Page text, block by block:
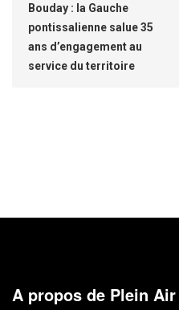
Bouday : la Gauche
pontissalienne salue 35
ans d’engagement au
service du territoire
A propos de Plein Air